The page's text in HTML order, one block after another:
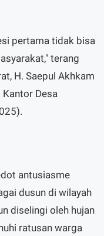
pertama tidak bisa
terang
H. Saepul Akhkam
Desa
antusiasme
dusun di wilayah
diselingi oleh hujan
ratusan warga